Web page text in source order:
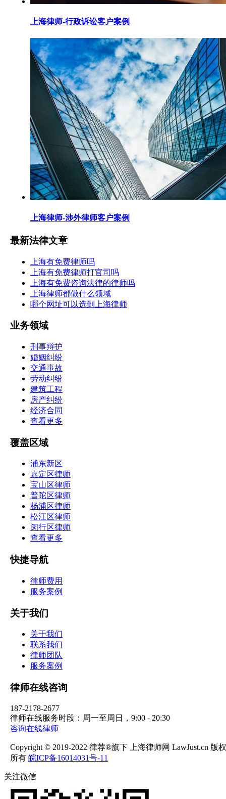
上海律师-行政诉讼客户案例
上海律师-涉外律师客户案例
最新法律文章
上海有免费律师吗
上海有免费律师打官司吗
上海有免费咨询法律的律师吗
上海律师都做什么领域
哪个网址可以选到上海律师
业务领域
刑事辩护
婚姻纠纷
交通事故
劳动纠纷
建筑工程
房产纠纷
经济合同
查看更多
覆盖区域
浦东新区
嘉定区律师
宝山区律师
普陀区律师
杨浦区律师
松江区律师
闵行区律师
查看更多
快捷导航
律师费用
服务案例
关于我们
关于我们
联系我们
律师团队
服务案例
律师在线咨询
187-2178-2677
律师在线服务时段：周一至周日，9:00 - 20:30
咨询在线律师
Copyright © 2019-2022 律荐®旗下 上海律师网 LawJust.cn 版权
所有 皖ICP备16014031号-11
关注微信